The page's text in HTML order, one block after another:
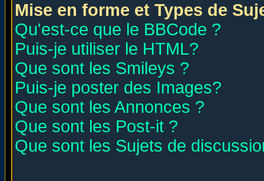
Mise en forme et Types de
Qu'est-ce que le BBCode ?
Puis-je utiliser le HTML?
Que sont les Smileys ?
Puis-je poster des Images?
Que sont les Annonces ?
Que sont les Post-it ?
Que sont les Sujets de